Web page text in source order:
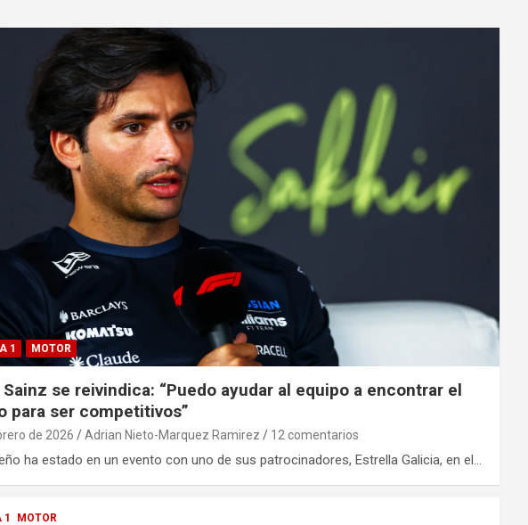
1 MOTOR
Sainz se reivindica: “Puedo ayudar al equipo a encontrar el
para ser competitivos”
de 2026 Adrian Nieto-Marquez Ramirez 12 comentarios
ha estado en un evento con uno de sus patrocinadores, Estrella Galicia, en el…
1 MOTOR